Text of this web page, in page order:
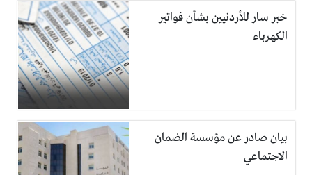
خبر سار للأردنيين بشأن فواتير
الكهرباء
بيان صادر عن مؤسسة الضمان
الاجتماعي